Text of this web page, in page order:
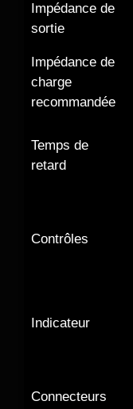
Impédance de
sortie
Impédance de
charge
recommandée
Temps de
retard
Contrôles
Indicateur
Connecteurs